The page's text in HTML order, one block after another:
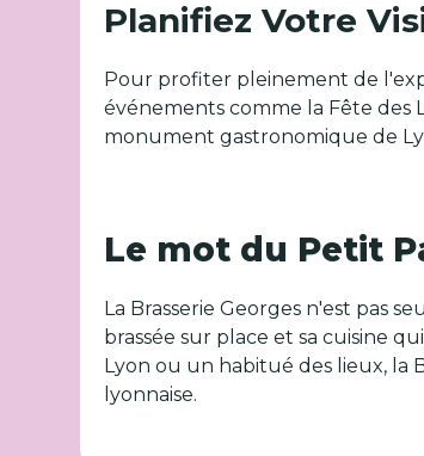
Planifiez Votre
Pour profiter pleinement de
événements comme la Fête
monument gastronomique de
Le mot du Petit
La Brasserie Georges n'est pas
brassée sur place et sa cuisine
Lyon ou un habitué des lieux, la
lyonnaise.